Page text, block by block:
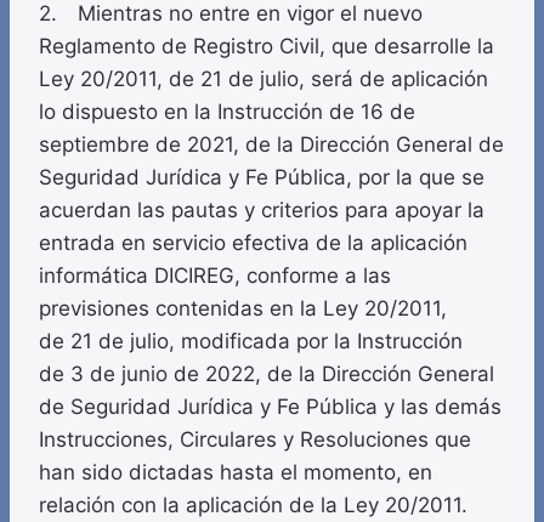
2. Mientras no entre en vigor el nuevo
Reglamento de Registro Civil, que desarrolle la
Ley 20/2011, de 21 de julio, será de aplicación
lo dispuesto en la Instrucción de 16 de
septiembre de 2021, de la Dirección General de
Seguridad Jurídica y Fe Pública, por la que se
acuerdan las pautas y criterios para apoyar la
entrada en servicio efectiva de la aplicación
informática DICIREG, conforme a las
previsiones contenidas en la Ley 20/2011,
de 21 de julio, modificada por la Instrucción
de 3 de junio de 2022, de la Dirección General
de Seguridad Jurídica y Fe Pública y las demás
Instrucciones, Circulares y Resoluciones que
han sido dictadas hasta el momento, en
relación con la aplicación de la Ley 20/2011.